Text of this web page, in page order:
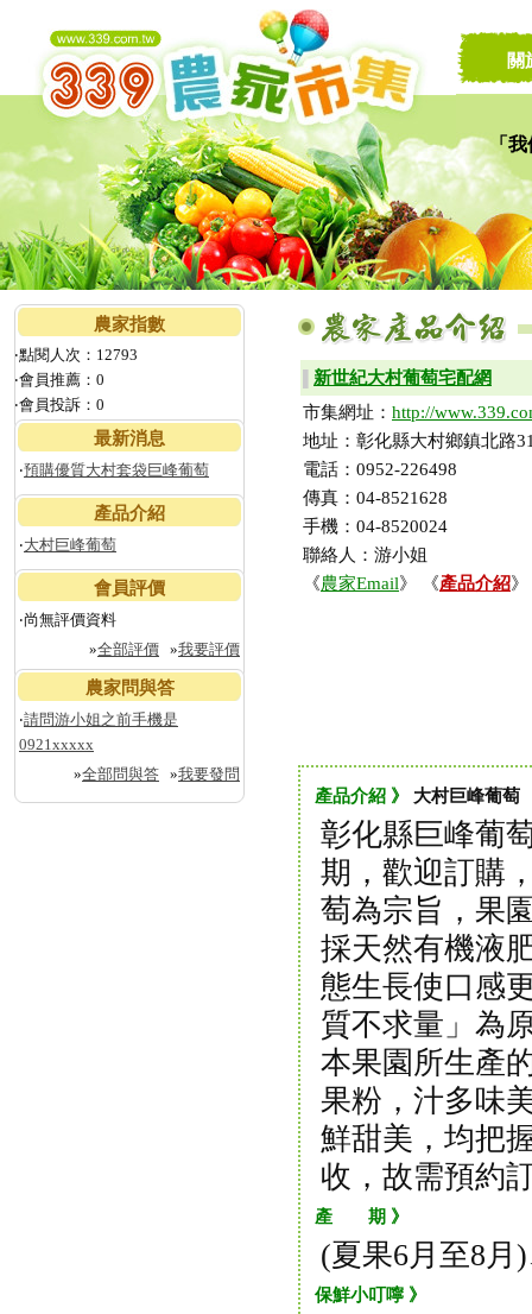
「我
讓
關
農家指數
‧點閱人次：12793
‧會員推薦：0
‧會員投訴：0
最新消息
‧預購優質大村套袋巨峰葡萄
產品介紹
‧大村巨峰葡萄
會員評價
‧尚無評價資料
»全部評價 »我要評價
農家問與答
‧請問游小姐之前手機是
0921xxxxx
»全部問與答 »我要發問
新世紀大村葡萄宅配網
市集網址： http://
地址：彰化縣大村鄉鎮北路
電話：0952-226498
傳真：04-8521628
手機：04-8520024
聯絡人：游小姐
《農家Email》 《產品介紹
產品介紹 》 大村巨峰葡萄
彰化縣巨峰葡
期，歡迎訂購
萄為宗旨，果
採天然有機液
態生長使口感
質不求量」為
本果園所生產
果粉，汁多味
鮮甜美，均把
收，故需預約
產 期 》
(夏果6月至8月
保鮮小叮嚀 》